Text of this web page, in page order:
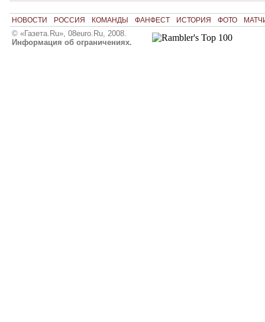
НОВОСТИ РОССИЯ КОМАНДЫ ФАНФЕСТ ИСТОРИЯ ФОТО
© «Газета.Ru», 08euro.Ru, 2008.
Информация об ограничениях.